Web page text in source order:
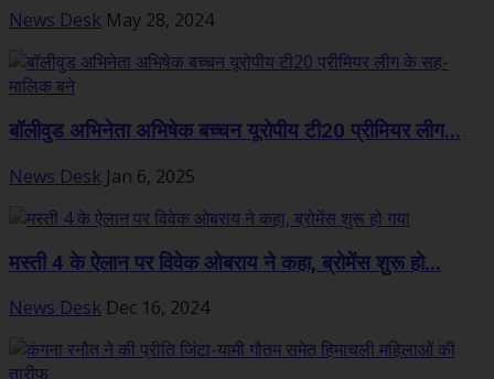
News Desk May 28, 2024
बॉलीवुड अभिनेता अभिषेक बच्चन यूरोपीय टी20 प्रीमियर लीग...
News Desk Jan 6, 2025
मस्ती 4 के ऐलान पर विवेक ओबराय ने कहा, ब्रोमेंस शुरू हो...
News Desk Dec 16, 2024